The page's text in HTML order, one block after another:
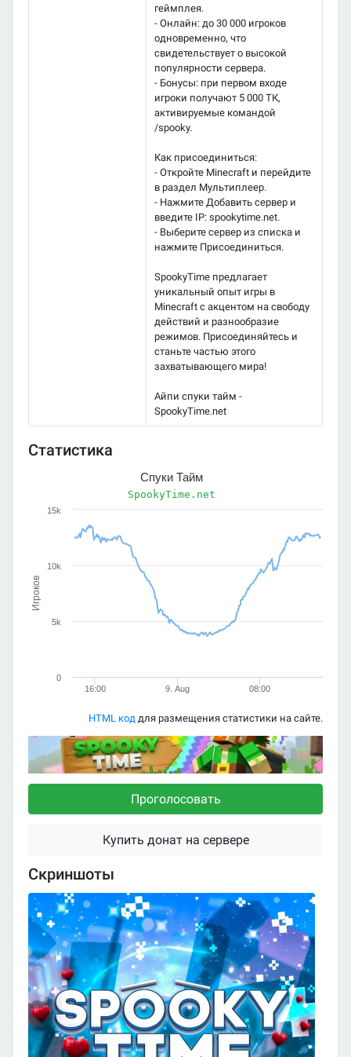
геймплея.
- Онлайн: до 30 000 игроков
одновременно, что
свидетельствует о высокой
популярности сервера.
- Бонусы: при первом входе
игроки получают 5 000 ТК,
активируемые командой
/spooky.
Как присоединиться:
- Откройте Minecraft и перейдите
в раздел Мультиплеер.
- Нажмите Добавить сервер и
введите IP: spookytime.net.
- Выберите сервер из списка и
нажмите Присоединиться.
SpookyTime предлагает
уникальный опыт игры в
Minecraft с акцентом на свободу
действий и разнообразие
режимов. Присоединяйтесь и
станьте частью этого
захватывающего мира!
Айпи спуки тайм -
SpookyTime.net
Статистика
Игроков
Спуки Тайм
SpookyTime.net
9. Aug
16:00 08:00
0
5k
10k
15k
HTML код для размещения статистики на сайте.
Проголосовать
Купить донат на сервере
Скриншоты